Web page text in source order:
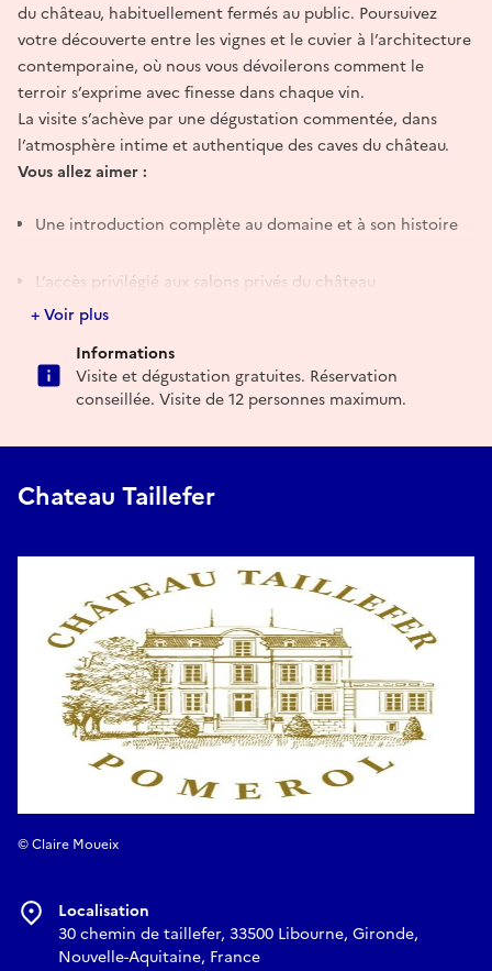
du château, habituellement fermés au public. Poursuivez
votre découverte entre les vignes et le cuvier à l’architecture
contemporaine, où nous vous dévoilerons comment le
terroir s’exprime avec finesse dans chaque vin.
La visite s’achève par une dégustation commentée, dans
l’atmosphère intime et authentique des caves du château.
Vous allez aimer :
Une introduction complète au domaine et à son histoire
L’accès privilégié aux salons privés du château
chai
👉 Découvrez Château Taillefer en vidéo :
+ Voir plus
Informations
Visite et dégustation gratuites. Réservation
conseillée. Visite de 12 personnes maximum.
Chateau Taillefer
© Claire Moueix
Localisation
30 chemin de taillefer, 33500 Libourne, Gironde,
Nouvelle-Aquitaine, France